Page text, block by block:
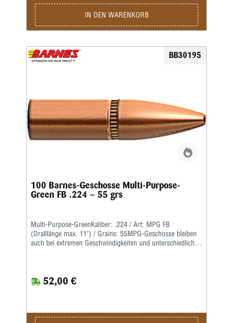
IN DEN WARENKORB
BB30195
100 Barnes-Geschosse Multi-Purpose-
Green FB .224 – 55 grs
Multi-Purpose-GreenKaliber: .224 / Art: MPG FB
(Dralllänge max. 11") / Grains: 55MPG-Geschosse bleiben
auch bei extremen Geschwindigkeiten und unterschiedlichen
52,00 €